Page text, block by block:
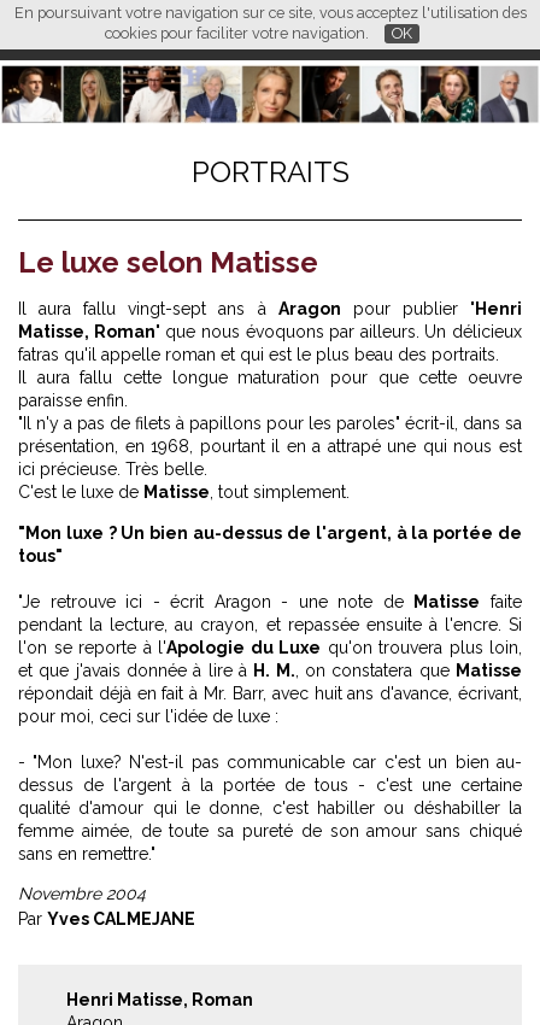
En poursuivant votre navigation sur ce site, vous acceptez l'utilisation des
cookies pour faciliter votre navigation.
OK
FR EN CN
L M
PORTRAITS
Le luxe selon Matisse
Il aura fallu vingt-sept ans à Aragon pour publier " Henri
Matisse, Roman" que nous évoquons par ailleurs. Un délicieux
fatras qu'il appelle roman et qui est le plus beau des portraits.
Il aura fallu cette longue maturation pour que cette oeuvre
paraisse enfin.
"Il n'y a pas de filets à papillons pour les paroles" écrit-il, dans sa
présentation, en 1968, pourtant il en a attrapé une qui nous est
ici précieuse. Très belle.
C'est le luxe de Matisse , tout simplement.
"Mon luxe ? Un bien au-dessus de l'argent, à la portée de
tous"
"Je retrouve ici - écrit Aragon - une note de Matisse faite
pendant la lecture, au crayon, et repassée ensuite à l'encre. Si
l'on se reporte à l'Apologie du Luxe qu'on trouvera plus loin,
et que j'avais donnée à lire à H. M. , on constatera que Matisse
répondait déjà en fait à Mr. Barr, avec huit ans d'avance, écrivant,
pour moi, ceci sur l'idée de luxe :
- "Mon luxe? N'est-il pas communicable car c'est un bien au-
dessus de l'argent à la portée de tous - c'est une certaine
qualité d'amour qui le donne, c'est habiller ou déshabiller la
femme aimée, de toute sa pureté de son amour sans chiqué
sans en remettre."
Novembre 2004
Par Yves CALMEJANE
Henri Matisse, Roman